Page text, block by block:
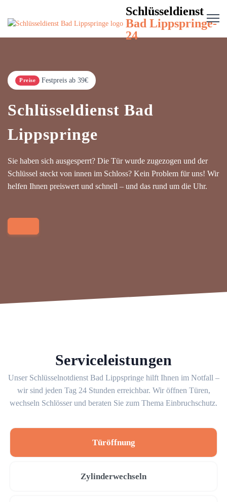
Schlüsseldienst
Bad Lippspringe-
24
Preise Festpreis ab 39€
Schlüsseldienst Bad
Lippspringe
Sie haben sich ausgesperrt? Die Tür wurde zugezogen und der
Schlüssel steckt von innen im Schloss? Kein Problem für uns! Wir
helfen Ihnen preiswert und schnell – und das rund um die Uhr.
Serviceleistungen
Unser Schlüsselnotdienst Bad Lippspringe hilft Ihnen im Notfall –
wir sind jeden Tag 24 Stunden erreichbar. Wir öffnen Türen,
wechseln Schlösser und beraten Sie zum Thema Einbruchschutz.
Türöffnung
Zylinderwechseln